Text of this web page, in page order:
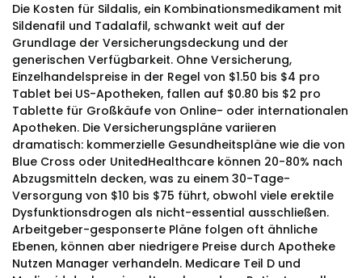
Die Kosten für Sildalis, ein Kombinationsmedikament mit
Sildenafil und Tadalafil, schwankt weit auf der
Grundlage der Versicherungsdeckung und der
generischen Verfügbarkeit. Ohne Versicherung,
Einzelhandelspreise in der Regel von $1.50 bis $4 pro
Tablet bei US-Apotheken, fallen auf $0.80 bis $2 pro
Tablette für Großkäufe von Online- oder internationalen
Apotheken. Die Versicherungspläne variieren
dramatisch: kommerzielle Gesundheitspläne wie die von
Blue Cross oder UnitedHealthcare können 20-80% nach
Abzugsmitteln decken, was zu einem 30-Tage-
Versorgung von $10 bis $75 führt, obwohl viele erektile
Dysfunktionsdrogen als nicht-essential ausschließen.
Arbeitgeber-gesponserte Pläne folgen oft ähnliche
Ebenen, können aber niedrigere Preise durch Apotheke
Nutzen Manager verhandeln. Medicare Teil D und